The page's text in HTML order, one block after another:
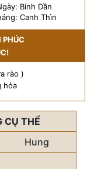
Bính Dần
Canh Thìn
rào )
hỏa
CỤ THỂ
Hung